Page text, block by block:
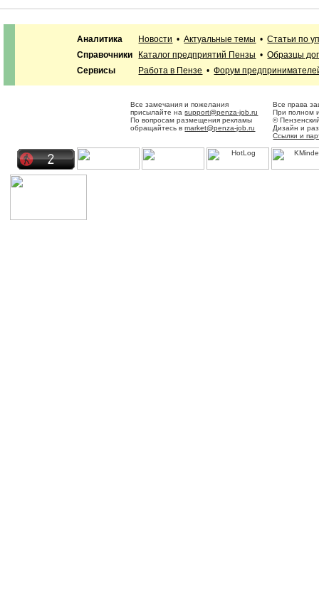
Аналитика Новости •Актуальные темы •Статьи по
Справочники
Каталог предприятий Пензы •Образцы
Сервисы
Работа в Пензе •Форум
Все замечания и пожелания
присылайте наsupport@penza-job.ru
По вопросам размещения рекламы
обращайтесь вmarket@penza-job.ru
Все права
При полном
©
Дизайн и
Ссылки и